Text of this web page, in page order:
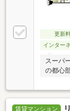
更新
インター
スーパ
の都心
賃貸マンション